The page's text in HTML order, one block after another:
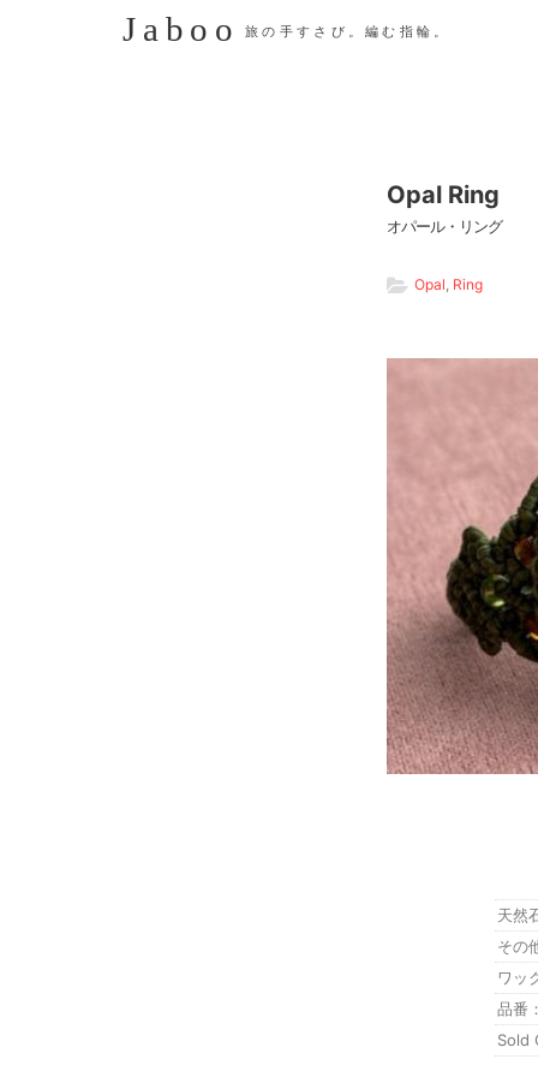
Jaboo 旅の手すさび。編む指輪。
Opal Ring
オパール・リング
Opal, Ring
天然
その
ワッ
品番
Sold